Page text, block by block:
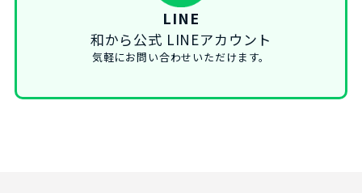
LINE
和から公式 LINEアカウント
気軽にお問い合わせいただけます。